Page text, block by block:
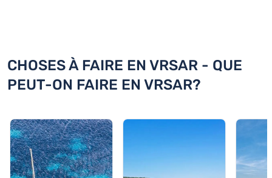
CHOSES À FAIRE EN VRSAR - QUE
PEUT-ON FAIRE EN VRSAR?